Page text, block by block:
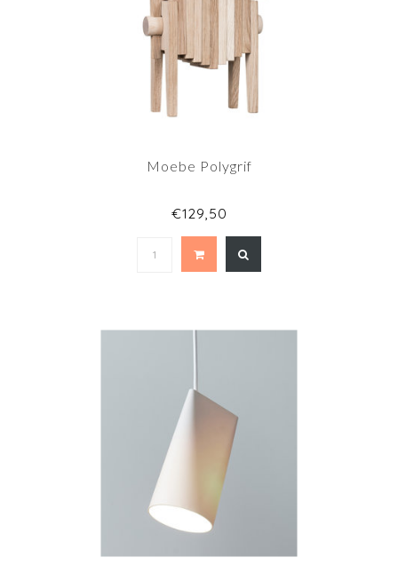
Moebe Polygrif
€129,50